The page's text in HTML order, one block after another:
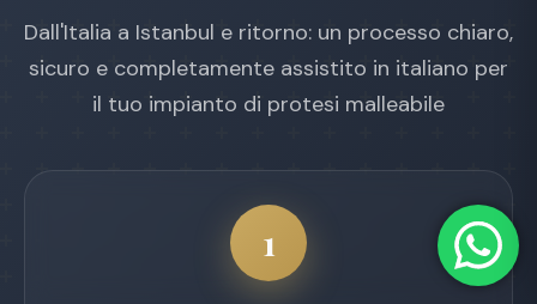
Dall'Italia a Istanbul e ritorno: un processo chiaro,
sicuro e completamente assistito in italiano per
il tuo impianto di protesi malleabile
1